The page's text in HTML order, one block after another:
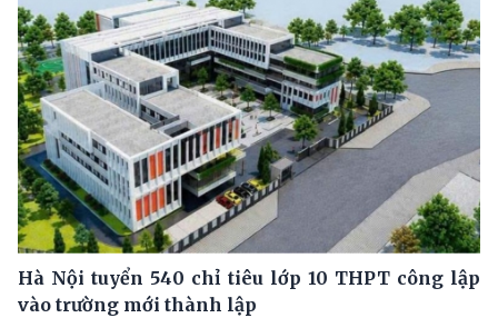
Hà Nội tuyển 540 chỉ tiêu lớp 10 THPT công lập
vào trường mới thành lập